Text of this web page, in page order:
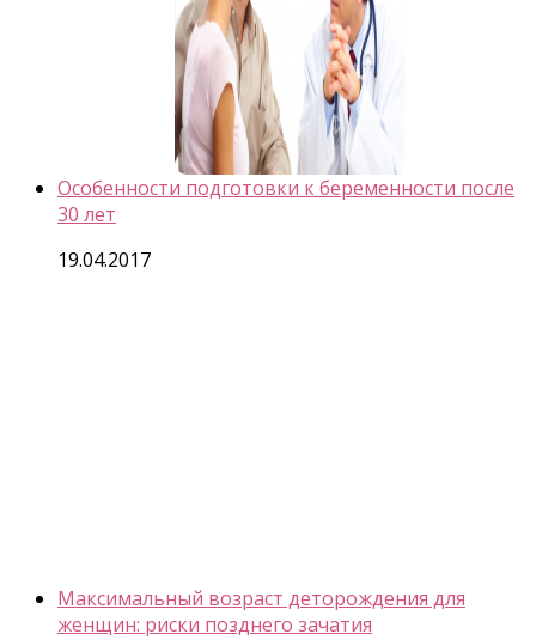
Особенности подготовки к беременности после
30 лет
19.04.2017
Максимальный возраст деторождения для
женщин: риски позднего зачатия